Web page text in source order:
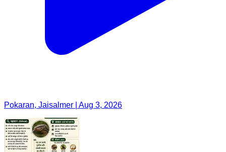
Pokaran, Jaisalmer | Aug 3, 2026